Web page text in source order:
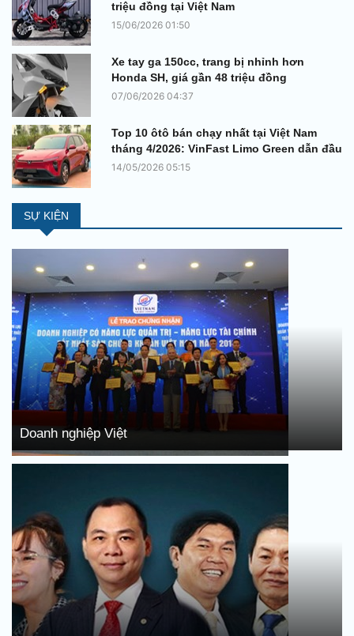
triệu đồng tại Việt Nam
15/06/2026 01:50
Xe tay ga 150cc, trang bị nhỉnh hơn
Honda SH, giá gần 48 triệu đồng
07/06/2026 04:37
Top 10 ôtô bán chạy nhất tại Việt Nam
tháng 4/2026: VinFast Limo Green dẫn đầu
14/05/2026 05:15
SỰ KIỆN
Doanh nghiệp Việt